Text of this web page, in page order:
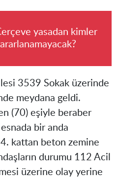
yasadan kimler
3539 Sokak üzerinde
meydana geldi.
(70) eşiyle beraber
bir anda
kattan beton zemine
durumu 112 Acil
üzerine olay yerine